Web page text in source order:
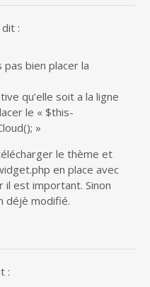
dit :
pas bien placer la
qu’elle soit a la ligne
le « $this-
»
le thème et
en place avec
il est important. Sinon
déjè modifié.
: